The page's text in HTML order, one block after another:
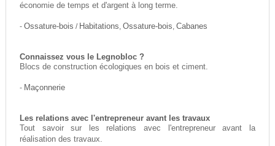
économie de temps et d'argent à long terme.
- Ossature-bois / Habitations, Ossature-bois, Cabanes
Connaissez vous le Legnobloc ?
Blocs de construction écologiques en bois et ciment.
- Maçonnerie
Les relations avec l'entrepreneur avant les travaux
Tout savoir sur les relations avec l'entrepreneur avant la
réalisation des travaux.